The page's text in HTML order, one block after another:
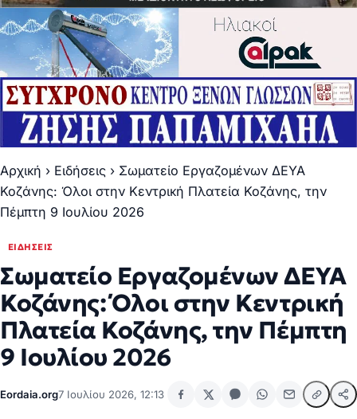
Αρχική › Ειδήσεις › Σωματείο Εργαζομένων ΔΕΥΑ
Κοζάνης: Όλοι στην Κεντρική Πλατεία Κοζάνης, την
Πέμπτη 9 Ιουλίου 2026
ΕΙΔΉΣΕΙΣ
Σωματείο Εργαζομένων ΔΕΥΑ
Κοζάνης: Όλοι στην Κεντρική
Πλατεία Κοζάνης, την Πέμπτη
9 Ιουλίου 2026
Eordaia.org7 Ιουλίου 2026, 12:13